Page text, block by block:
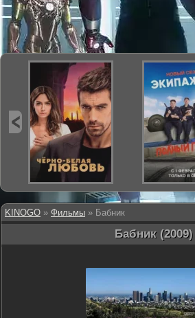
KINOGO » Фильмы » Бабник
Бабник (2009)